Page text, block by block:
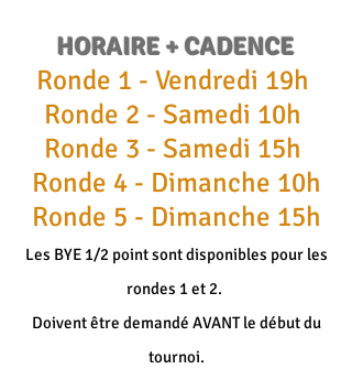
HORAIRE+ CADENCE
Ronde 1 - Vendredi 19h
Ronde 2 - Samedi 10h
Ronde 3 - Samedi 15h
Ronde 4 - Dimanche 10h
Ronde 5 - Dimanche 15h
Les BYE 1/2 point sont disponibles pour les
rondes 1 et 2.
Doivent être demandé AVANT le début du
tournoi.